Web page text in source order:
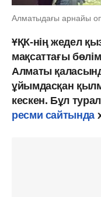
Алматыдағы арнайы
ҰҚК-нің жедел
мақсаттағы
Алматы
ұйымдасқан
кескен. Бұл
ресми сайтында